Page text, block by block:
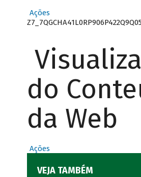
Ações
do
da Web
Ações
VEJA TAMBÉM